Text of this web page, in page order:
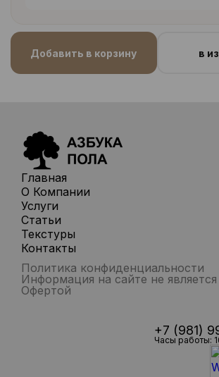
Добавить в корзину в
Главная
О Компании
Услуги
Статьи
Текстуры
Контакты
Политика конфиденциальности
Информация на сайте не
Офертой
+7 (981)
Часы работы: